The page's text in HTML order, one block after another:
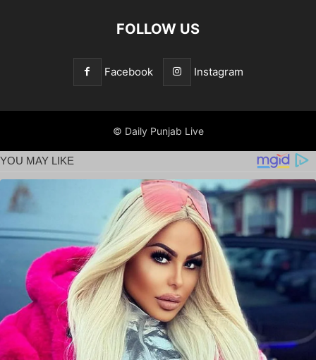
FOLLOW US
Facebook Instagram
© Daily Punjab Live